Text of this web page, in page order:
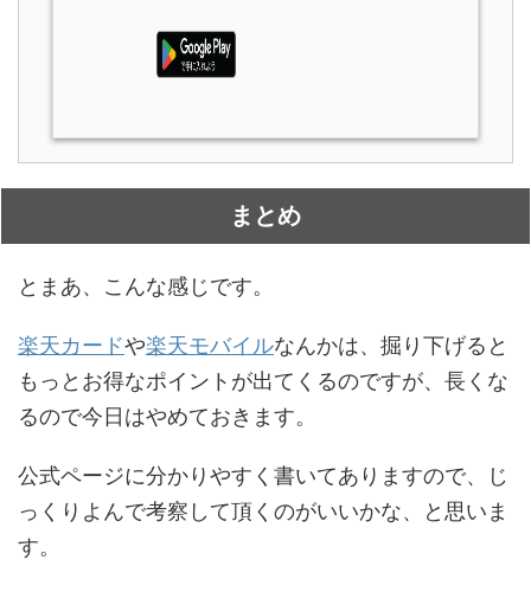
まとめ
とまあ、こんな感じです。
楽天カードや楽天モバイルなんかは、掘り下げると
もっとお得なポイントが出てくるのですが、長くな
るので今日はやめておきます。
公式ページに分かりやすく書いてありますので、じ
っくりよんで考察して頂くのがいいかな、と思いま
す。